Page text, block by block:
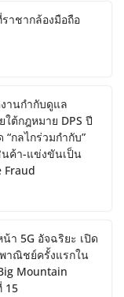
าชากล้องมือถือ
านกำกับดูแล
ต้กฎหมาย DPS ปี
กลไกร่วมกำกับ”
ค้า-แข่งขันเป็น
Fraud
า 5G อัจฉริยะ เปิด
พาณิชย์ครั้งแรกใน
Mountain
15